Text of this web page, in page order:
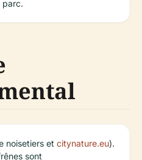
parc.
noisetiers et
sont
citynature.eu).